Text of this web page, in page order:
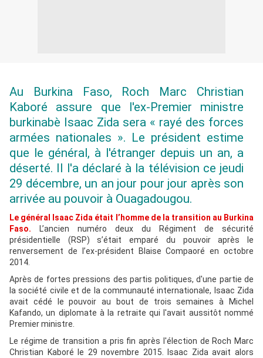
Au Burkina Faso, Roch Marc Christian
Kaboré assure que l'ex-Premier ministre
burkinabè Isaac Zida sera « rayé des forces
armées nationales ». Le président estime
que le général, à l'étranger depuis un an, a
déserté. Il l'a déclaré à la télévision ce jeudi
29 décembre, un an jour pour jour après son
arrivée au pouvoir à Ouagadougou.
Le général Isaac Zida était l’homme de la transition au Burkina
Faso. L’ancien numéro deux du Régiment de sécurité
présidentielle (RSP) s’était emparé du pouvoir après le
renversement de l’ex-président Blaise Compaoré en octobre
2014.
Après de fortes pressions des partis politiques, d'une partie de
la société civile et de la communauté internationale, Isaac Zida
avait cédé le pouvoir au bout de trois semaines à Michel
Kafando, un diplomate à la retraite qui l'avait aussitôt nommé
Premier ministre.
Le régime de transition a pris fin après l'élection de Roch Marc
Christian Kaboré le 29 novembre 2015. Isaac Zida avait alors